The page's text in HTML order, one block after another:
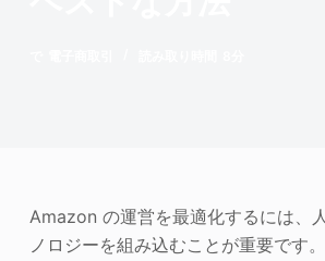
画像の著作権
Amazon の運営を最適化するには、
ノロジーを組み込むことが重要です